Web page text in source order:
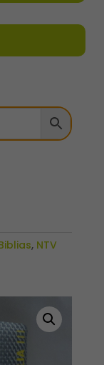
, NTV